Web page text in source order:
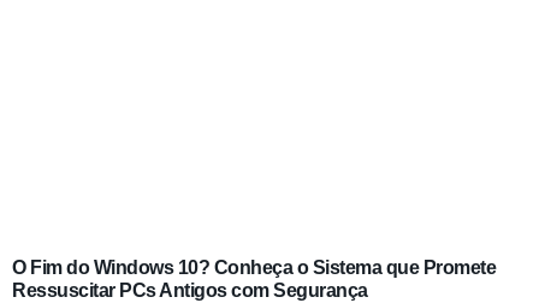
O Fim do Windows 10? Conheça o Sistema que Promete
Ressuscitar PCs Antigos com Segurança